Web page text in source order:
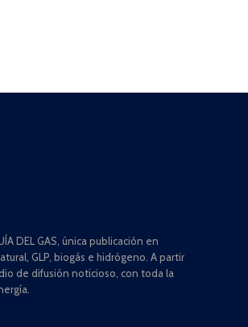
DEL GAS, única publicación en
GLP, biogás e hidrógeno. A partir
de difusión noticioso, con toda la